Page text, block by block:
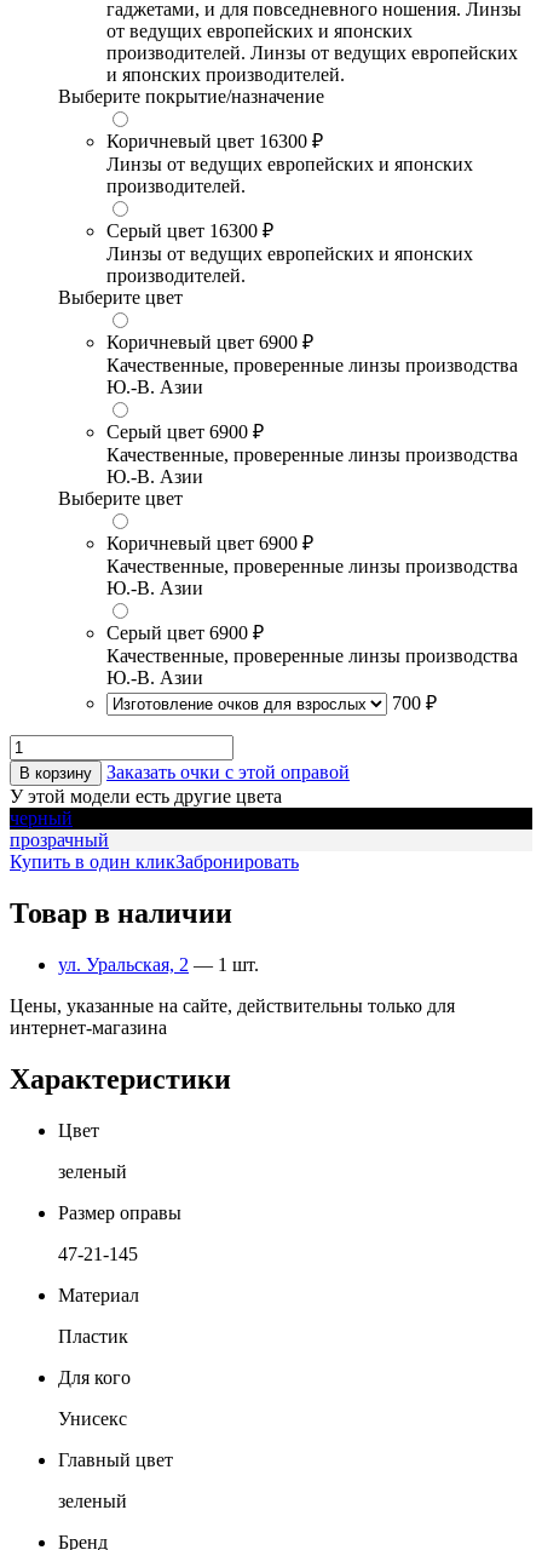
гаджетами, и для повседневного ношения. Линзы
от ведущих европейских и японских
производителей. Линзы от ведущих европейских
и японских производителей.
Выберите покрытие/назначение
Коричневый цвет 16300 ₽
Линзы от ведущих европейских и японских
производителей.
Серый цвет 16300 ₽
Линзы от ведущих европейских и японских
производителей.
Выберите цвет
Коричневый цвет 6900 ₽
Качественные, проверенные линзы производства
Ю.-В. Азии
Серый цвет 6900 ₽
Качественные, проверенные линзы производства
Ю.-В. Азии
Выберите цвет
Коричневый цвет 6900 ₽
Качественные, проверенные линзы производства
Ю.-В. Азии
Серый цвет 6900 ₽
Качественные, проверенные линзы производства
Ю.-В. Азии
700 ₽
В корзину
Заказать очки с этой оправой
У этой модели есть другие цвета
черный
прозрачный
Купить в один кликЗабронировать
Товар в наличии
ул. Уральская, 2 — 1 шт.
Цены, указанные на сайте, действительны только для
интернет-магазина
Характеристики
Цвет
зеленый
Размер оправы
47-21-145
Материал
Пластик
Для кого
Унисекс
Главный цвет
зеленый
Бренд